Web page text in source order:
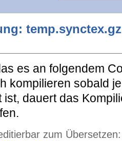
es an folgendem
kompilieren sobald
ist, dauert das
zum Übersetzen: